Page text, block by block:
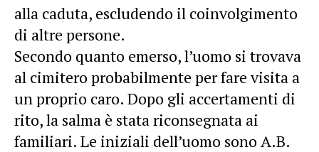
alla caduta, escludendo il coinvolgimento
di altre persone.
Secondo quanto emerso, l’uomo si trovava
al cimitero probabilmente per fare visita a
un proprio caro. Dopo gli accertamenti di
rito, la salma è stata riconsegnata ai
familiari. Le iniziali dell’uomo sono A.B.